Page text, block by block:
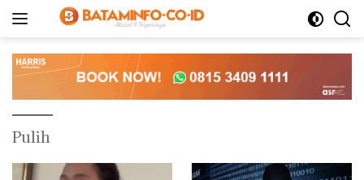
Pulih